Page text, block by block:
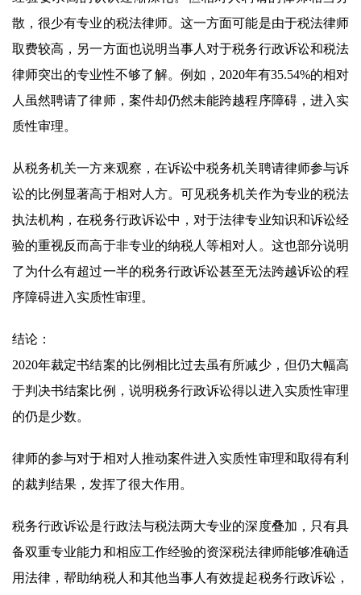
散，很少有专业的税法律师。这一方面可能是由于税法律师
取费较高，另一方面也说明当事人对于税务行政诉讼和税法
律师突出的专业性不够了解。例如，2020年有35.54%的相对
人虽然聘请了律师，案件却仍然未能跨越程序障碍，进入实
质性审理。
从税务机关一方来观察，在诉讼中税务机关聘请律师参与诉
讼的比例显著高于相对人方。可见税务机关作为专业的税法
执法机构，在税务行政诉讼中，对于法律专业知识和诉讼经
验的重视反而高于非专业的纳税人等相对人。这也部分说明
了为什么有超过一半的税务行政诉讼甚至无法跨越诉讼的程
序障碍进入实质性审理。
结论：
2020年裁定书结案的比例相比过去虽有所减少，但仍大幅高
于判决书结案比例，说明税务行政诉讼得以进入实质性审理
的仍是少数。
律师的参与对于相对人推动案件进入实质性审理和取得有利
的裁判结果，发挥了很大作用。
税务行政诉讼是行政法与税法两大专业的深度叠加，只有具
备双重专业能力和相应工作经验的资深税法律师能够准确适
用法律，帮助纳税人和其他当事人有效提起税务行政诉讼，